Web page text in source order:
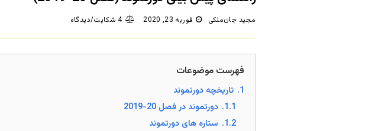
مجید جان‌ملکی فوریه 23, 2020 4 شکایت/دیدگاه
فهرست موضوعات
1. تاریخچه دورتموند
1.1. دورتموند در فصل 20-2019
1.2. ستاره های دورتموند